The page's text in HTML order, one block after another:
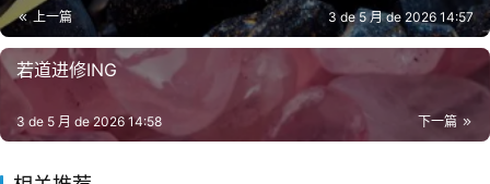
上一篇 3 de 5 月 de 2026 14:57
若道进修ING
下一篇
3 de 5 月 de 2026 14:58